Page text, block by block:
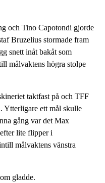
och Tino Capotondi gjorde
Bruzelius stormade fram
snett inåt bakåt som
målvaktens högra stolpe
taktfast på och TFF
Ytterligare ett mål skulle
gång var det Max
lite flipper i
målvaktens vänstra
gladde.